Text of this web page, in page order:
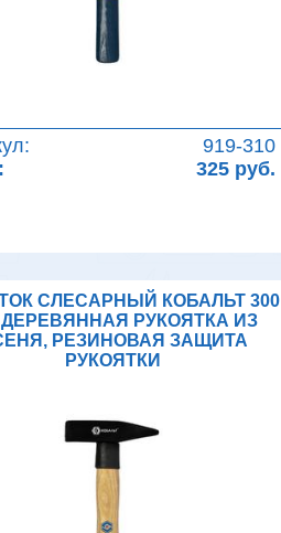
919-310
325 руб.
СЛЕСАРНЫЙ КОБАЛЬТ 300
ДЕРЕВЯННАЯ РУКОЯТКА ИЗ
РЕЗИНОВАЯ ЗАЩИТА
РУКОЯТКИ